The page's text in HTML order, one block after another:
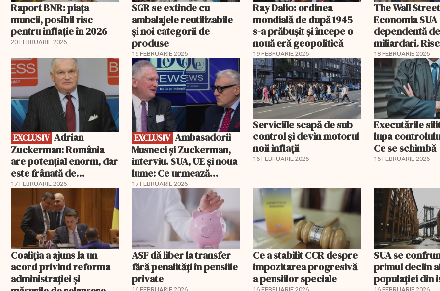
Raport BNR: piața
muncii, posibil risc
pentru inflație în 2026
20 FEBRUARIE 2026
SGR se extinde cu
ambalajele reutilizabile
și noi categorii de
produse
19 FEBRUARIE 2026
Ray Dalio: ordinea
mondială de după 1945
s-a prăbușit și începe o
nouă eră geopolitică
19 FEBRUARIE 2026
The Wall
Economia
dependentă de
miliardari.
pentru burse
18 FEBRUARIE 2026
EXCLUSIV
EXCLUSIV
Zuckerman: România
are potențial enorm, dar
este frânată de
corupție, companii de
stat și influența
propagandei ruse
17 FEBRUARIE 2026
EXCLUSIV
EXCLUSIV Ambasadorii
Musneci și Zuckerman,
interviu. SUA, UE și noua
lume: Ce urmează
pentru România
17 FEBRUARIE 2026
Serviciile scapă de sub
control și devin motorul
noii inflații
16 FEBRUARIE 2026
Executările
lupa
Ce se schimbă
16 FEBRUARIE 2026
Coaliția a ajuns la un
acord privind reforma
administrației și
ASF dă liber la transfer
fără penalități în pensiile
private
16 FEBRUARIE 2026
Ce a stabilit CCR despre
impozitarea progresivă
a pensiilor speciale
16 FEBRUARIE 2026
SUA se
primul declin
populației din
16 FEBRUARIE 2026